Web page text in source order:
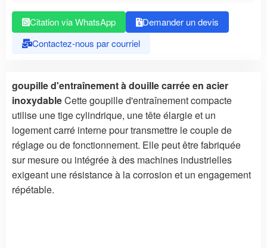
Citation via WhatsApp
Demander un devis
Contactez-nous par courriel
goupille d'entraînement à douille carrée en acier
inoxydableCette goupille d'entraînement compacte
utilise une tige cylindrique, une tête élargie et un
logement carré interne pour transmettre le couple de
réglage ou de fonctionnement. Elle peut être fabriquée
sur mesure ou intégrée à des machines industrielles
exigeant une résistance à la corrosion et un engagement
répétable.